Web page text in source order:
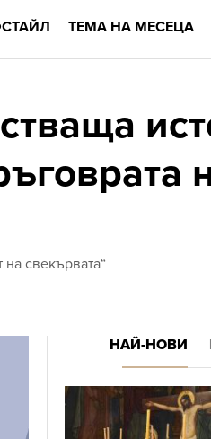
ТЕМА НА МЕСЕЦА
свекървата“
НАЙ-НОВИ